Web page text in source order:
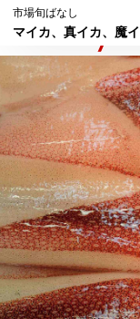
市場旬ばなし
マイカ、真イカ、魔